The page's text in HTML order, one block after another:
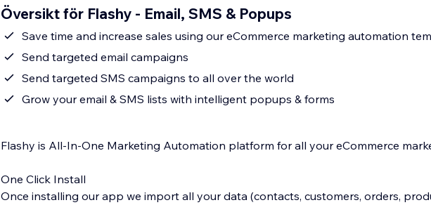
Översikt för Flashy - Email, SMS & Popups
Save time and increase sales using our eCommerce marketing automation
Send targeted email campaigns
Send targeted SMS campaigns to all over the world
Grow your email & SMS lists with intelligent popups & forms
Flashy is All-In-One Marketing Automation platform for all your eCommerce
One Click Install
Once installing our app we import all your data (contacts, customers, orders,